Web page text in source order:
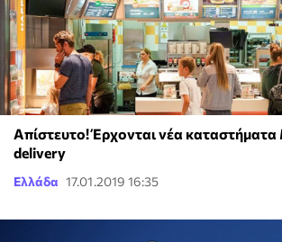
Απίστευτο! Έρχονται νέα καταστήματα
delivery
Ελλάδα 17.01.2019 16:35